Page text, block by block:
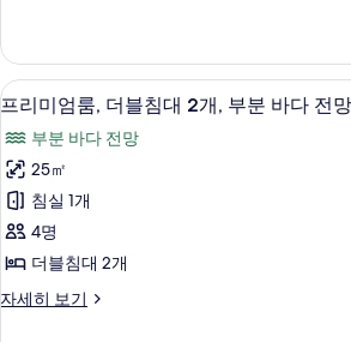
기
기
침
대
1
개,
시
내
전
망
(Newly
룸,
킹
사
즈
침
대
개,
시
내
전
프
미
엄
룸,
더
침
객실 내 금
12
프리미엄룸, 더블침대 2개, 부분 바다 전
부분 바다 전망
25㎡
침실 1개
4명
더블침대 2개
자세히 보기
프